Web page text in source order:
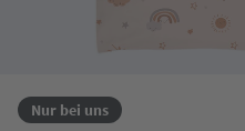
Nur bei uns